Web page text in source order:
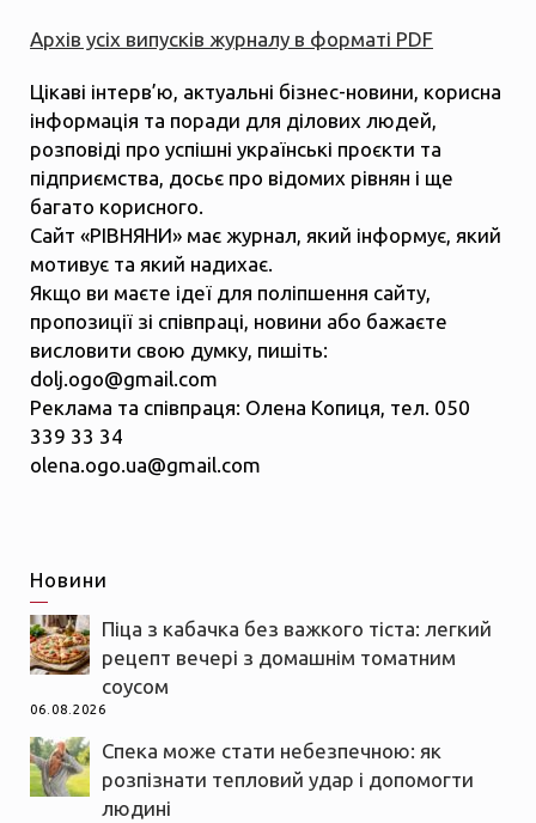
Архів усіх випусків журналу в форматі PDF
Цікаві інтерв’ю, актуальні бізнес-новини, корисна
інформація та поради для ділових людей,
розповіді про успішні українські проєкти та
підприємства, досьє про відомих рівнян і ще
багато корисного.
Сайт «РІВНЯНИ» має журнал, який інформує, який
мотивує та який надихає.
Якщо ви маєте ідеї для поліпшення сайту,
пропозиції зі співпраці, новини або бажаєте
висловити свою думку, пишіть:
dolj.ogo@gmail.com
Реклама та співпраця: Олена Копиця, тел. 050
339 33 34
olena.ogo.ua@gmail.com
Новини
Піца з кабачка без важкого тіста: легкий
рецепт вечері з домашнім томатним
соусом
06.08.2026
Спека може стати небезпечною: як
розпізнати тепловий удар і допомогти
людині